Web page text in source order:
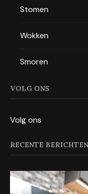
Stomen
Wokken
Smoren
VOLG ONS
Volg ons
RECENTE BERICHTEN